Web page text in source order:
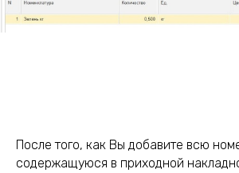
После того, как Вы добавите всю
содержащуюся в приходной